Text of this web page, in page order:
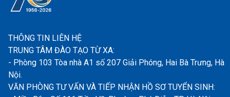
THÔNG TIN LIÊN HỆ
TRUNG TÂM ĐÀO TẠO TỪ XA:
- Phòng 103 Tòa nhà A1 số 207 Giải Phóng, Hai Bà Trưng, Hà
Nội.
VĂN PHÒNG TƯ VẤN VÀ TIẾP NHẬN HỒ SƠ TUYỂN SINH: